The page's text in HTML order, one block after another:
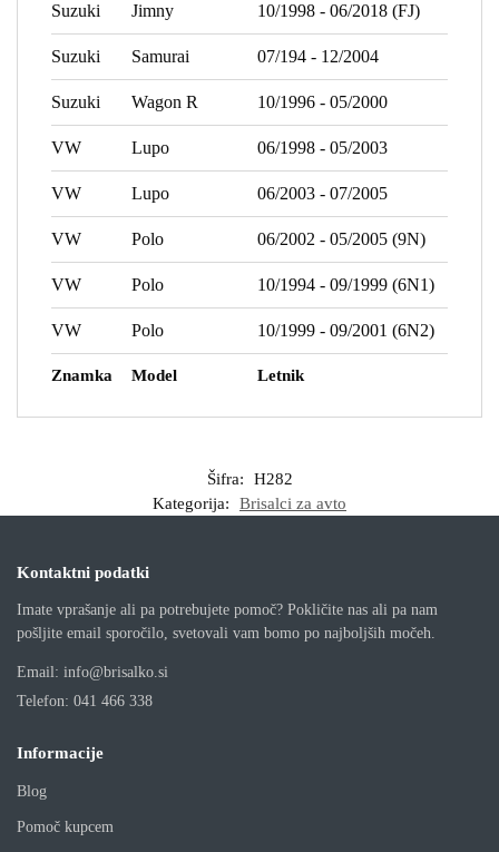
Znamka Model Letnik
Suzuki Jimny 10/1998 - 06/2018 (FJ)
Suzuki Samurai 07/194 - 12/2004
Suzuki Wagon R 10/1996 - 05/2000
VW Lupo 06/1998 - 05/2003
VW Lupo 06/2003 - 07/2005
VW Polo 06/2002 - 05/2005 (9N)
VW Polo 10/1994 - 09/1999 (6N1)
VW Polo 10/1999 - 09/2001 (6N2)
Šifra:
H282
Kategorija:
Brisalci za avto
Kontaktni podatki
Imate vprašanje ali pa potrebujete pomoč? Pokličite nas ali pa nam
pošljite email sporočilo, svetovali vam bomo po najboljših močeh.
Email: info@brisalko.si
Telefon: 041 466 338
Informacije
Blog
Pomoč kupcem